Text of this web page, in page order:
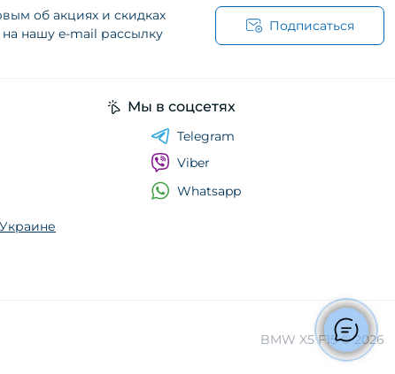
об акциях и скидках
нашу e-mail рассылку
Подписаться
Мы в соцсетях
Telegram
Viber
Whatsapp
BMW X5 F15 © 2026